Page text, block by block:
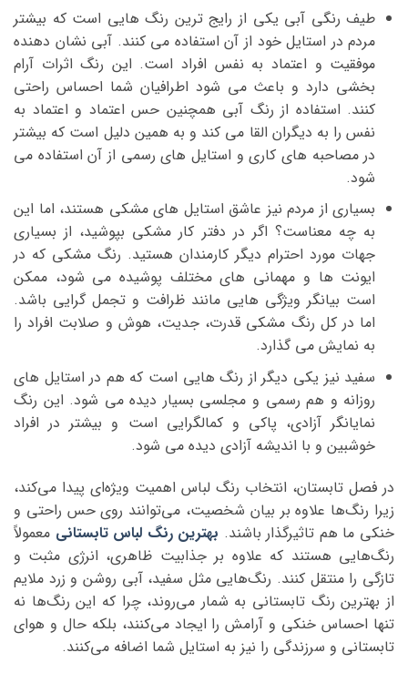
طیف رنگی آبی یکی از رایج ‌ترین رنگ هایی است که بیشتر
مردم در استایل خود از آن استفاده می ‌کنند. آبی نشان دهنده
موفقیت و اعتماد به نفس افراد است. این رنگ اثرات آرام
بخشی دارد و باعث می ‌شود اطرافیان شما احساس راحتی
کنند. استفاده از رنگ آبی همچنین حس اعتماد و اعتماد به
نفس را به دیگران القا می ‌کند و به همین دلیل است که بیشتر
در مصاحبه ‌های کاری و استایل ‌های رسمی از آن استفاده می
‌شود.
بسیاری از مردم نیز عاشق استایل‌ های مشکی هستند، اما این
به چه معناست؟ اگر در دفتر کار مشکی بپوشید، از بسیاری
جهات مورد احترام دیگر کارمندان هستید. رنگ مشکی که در
ایونت ‌ها و مهمانی ‌های مختلف پوشیده می ‌شود، ممکن
است بیانگر ویژگی ‌هایی مانند ظرافت و تجمل‌ گرایی باشد.
اما در کل رنگ مشکی قدرت، جدیت، هوش و صلابت افراد را
به نمایش می‌ گذارد.
سفید نیز یکی دیگر از رنگ ‌هایی است که هم در استایل‌ های
روزانه و هم رسمی و مجلسی بسیار دیده می ‌شود. این رنگ
نمایانگر آزادی، پاکی و‌ کمالگرایی است و بیشتر در افراد
خوشبین و با اندیشه آزادی دیده می ‌شود.
در فصل تابستان، انتخاب رنگ لباس اهمیت ویژه‌ای پیدا می‌کند،
زیرا رنگ‌ها علاوه بر بیان شخصیت، می‌توانند روی حس راحتی و
خنکی ما هم تاثیرگذار باشند. بهترین رنگ لباس تابستانی معمولاً
رنگ‌هایی هستند که علاوه بر جذابیت ظاهری، انرژی مثبت و
تازگی را منتقل کنند. رنگ‌هایی مثل سفید، آبی روشن و زرد ملایم
از بهترین رنگ تابستانی به شمار می‌روند، چرا که این رنگ‌ها نه
تنها احساس خنکی و آرامش را ایجاد می‌کنند، بلکه حال و هوای
تابستانی و سرزندگی را نیز به استایل شما اضافه می‌کنند.